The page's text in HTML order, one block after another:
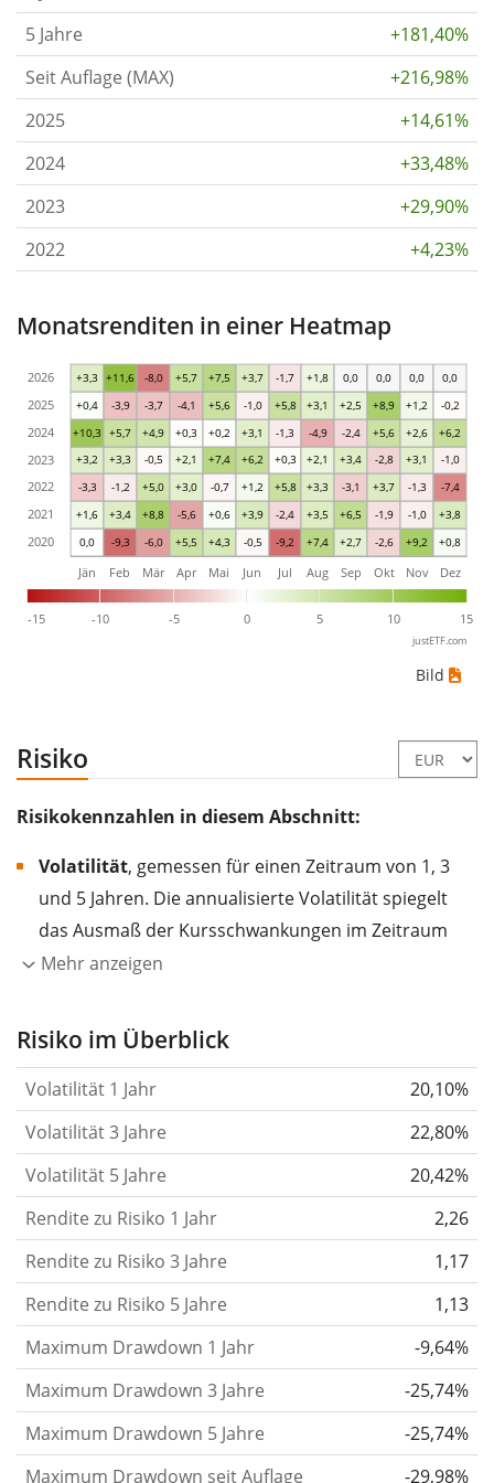
5 Jahre
+181,40%
Seit Auflage (MAX)
+216,98%
2025
+14,61%
2024
+33,48%
2023
+29,90%
2022
+4,23%
Monatsrenditen in einer Heatmap
0,0 -9,3 -6,0 +5,5 +4,3 -0,5 -9,2 +7,4 +2,7 -2,6 +9,2 +0,8
+1,6 +3,4 +8,8 -5,6 +0,6 +3,9 -2,4 +3,5 +6,5 -1,9 -1,0 +3,8
-3,3 -1,2 +5,0 +3,0 -0,7 +1,2 +5,8 +3,3 -3,1 +3,7 -1,3 -7,4
+3,2 +3,3 -0,5 +2,1 +7,4 +6,2 +0,3 +2,1 +3,4 -2,8 +3,1 -1,0
+10,3 +5,7 +4,9 +0,3 +0,2 +3,1 -1,3 -4,9 -2,4 +5,6 +2,6 +6,2
+0,4 -3,9 -3,7 -4,1 +5,6 -1,0 +5,8 +3,1 +2,5 +8,9 +1,2 -0,2
+3,3 +11,6 -8,0 +5,7 +7,5 +3,7 -1,7 +1,8 0,0 0,0 0,0 0,0
-15 -10 -5 0 5 10 15
Jän Feb Mär Apr Mai Jun Jul Aug Sep Okt Nov Dez
2020
2021
2022
2023
2024
2025
2026
justETF.com
Bild
Risiko
Risikokennzahlen in diesem Abschnitt:
Volatilität, gemessen für einen Zeitraum von 1, 3
und 5 Jahren. Die annualisierte Volatilität spiegelt
das Ausmaß der Kursschwankungen im Zeitraum
eines Jahres wider.
Aktie, des ETF, usw.) in der Vergangenheit
gelten im Allgemeinen als risikoreicher. Wir
berechnen die Volatilität auf Basis der Daten der
letzten 1, 3 und 5 Jahre, damit du sehen kannst, ob
die Kursschwankungen im Laufe der Zeit stärker
oder schwächer wurden. Weitere Informationen
findest du in unserem Artikel:
Risikomaß.
Rendite pro Risikofür Zeiträume von 1, 3 und 5
Jahren. Diese Kennzahl ist definiert als die
annualisierte (d. h. auf einen Einjahreszeitraum
umgerechnete) historische Rendite geteilt durch die
historische annualisierte Volatilität.Rendite pro
Mehr anzeigen
Risiko im Überblick
Volatilität 1 Jahr
20,10%
Volatilität 3 Jahre
22,80%
Volatilität 5 Jahre
20,42%
Rendite zu Risiko 1 Jahr
2,26
Rendite zu Risiko 3 Jahre
1,17
Rendite zu Risiko 5 Jahre
1,13
Maximum Drawdown 1 Jahr
-9,64%
Maximum Drawdown 3 Jahre
-25,74%
Maximum Drawdown 5 Jahre
-25,74%
Maximum Drawdown seit Auflage
-29,98%